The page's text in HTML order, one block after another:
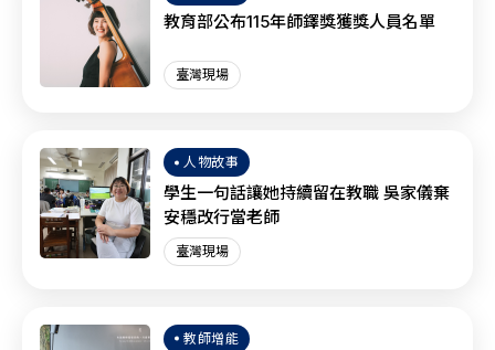
教育部公布115年師鐸獎獲獎人員名單
臺灣現場
人物故事
學生一句話讓她持續留在教職 吳家儀棄
安穩改行當老師
臺灣現場
教師增能